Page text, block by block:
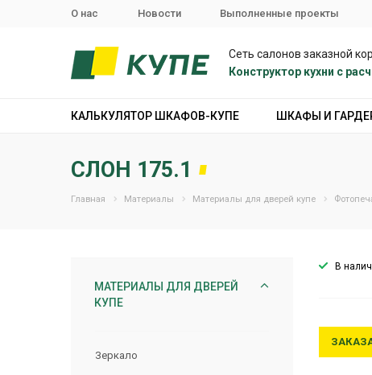
О нас Новости Выполненные проекты
Сеть салонов заказной
Конструктор кухни с
КАЛЬКУЛЯТОР ШКАФОВ-КУПЕ ШКАФЫ И
СЛОН 175.1
Главная Материалы Материалы для дверей купе
МАТЕРИАЛЫ ДЛЯ ДВЕРЕЙ
КУПЕ
Зеркало
В